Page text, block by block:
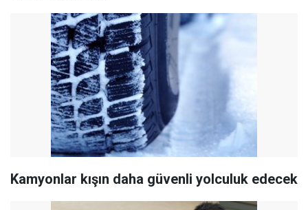
Kamyonlar kışın daha güvenli yolculuk edecek